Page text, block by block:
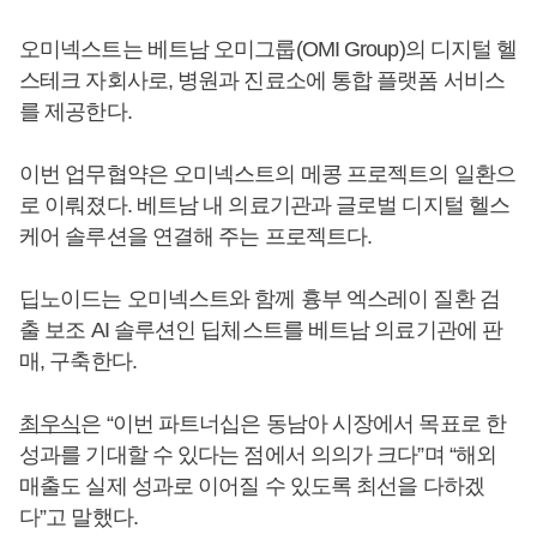
오미넥스트는 베트남 오미그룹(OMI Group)의 디지털 헬
스테크 자회사로, 병원과 진료소에 통합 플랫폼 서비스
를 제공한다.
이번 업무협약은 오미넥스트의 메콩 프로젝트의 일환으
로 이뤄졌다. 베트남 내 의료기관과 글로벌 디지털 헬스
케어 솔루션을 연결해 주는 프로젝트다.
딥노이드는 오미넥스트와 함께 흉부 엑스레이 질환 검
출 보조 AI 솔루션인 딥체스트를 베트남 의료기관에 판
매, 구축한다.
최우식은 “이번 파트너십은 동남아 시장에서 목표로 한
성과를 기대할 수 있다는 점에서 의의가 크다”며 “해외
매출도 실제 성과로 이어질 수 있도록 최선을 다하겠
다”고 말했다.